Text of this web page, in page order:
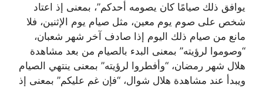
يوافق ذلك صيامًا كان يصومه أحدكم”، بمعنى إذ اعتاد
شخص على صوم يوم معين، مثل صيام يوم الإثنين، فلا
مانع من صيام ذلك اليوم إذا صادف آخر شهر شعبان،
“وصوموا لرؤيته” بمعنى البدء بالصيام من بعد مشاهدة
هلال شهر رمضان، “وأفطروا لرؤيته” بمعنى ينتهي الصيام
ويبدأ عند مشاهدة هلال شوال، “فإن غم عليكم” بمعنى إذ